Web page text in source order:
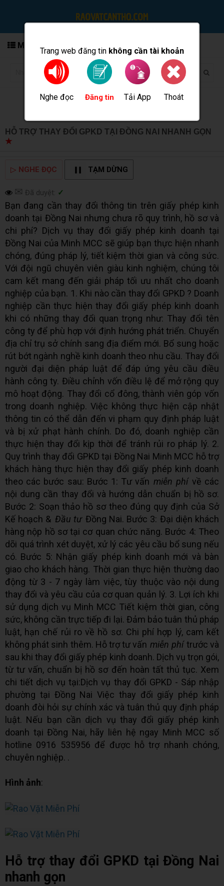
Trang web đăng tin không cần tài khoản
Nghe đọc Đăng tin Tải App Thoát
MENU
HỖ TRỢ THAY ĐỔI GPKD TẠI ĐỒNG NAI NHANH GỌN
★
▷ NGHE ĐỌC TẠM DỪNG
✉ Đã duyệt: ✓
Bạn đang cần thay đổi thông tin trên giấy phép kinh
doanh tại Đồng Nai nhưng chưa rõ quy trình, hồ sơ và
chi phí? Dịch vụ thay đổi giấy phép kinh doanh tại
Đồng Nai của Minh MCC sẽ giúp bạn thực hiện nhanh
chóng, đúng pháp lý, tiết kiệm thời gian và công sức.
Với đội ngũ chuyên viên giàu kinh nghiệm, chúng tôi
cam kết mang đến giải pháp tối ưu nhất cho doanh
nghiệp của bạn. 1. Khi nào cần thay đổi GPKD ? Doanh
nghiệp cần thực hiện thay đổi giấy phép kinh doanh
khi có những thay đổi quan trọng như: Thay đổi tên
công ty để phù hợp với định hướng phát triển. Chuyển
địa chỉ trụ sở chính sang địa điểm mới. Bổ sung hoặc
rút bớt ngành nghề kinh doanh theo nhu cầu. Thay đổi
người đại diện pháp luật để đáp ứng yêu cầu điều
hành công ty. Điều chỉnh vốn điều lệ để mở rộng quy
mô hoạt động. Thay đổi cổ đông, thành viên góp vốn
trong doanh nghiệp. Việc không thực hiện cập nhật
thông tin có thể dẫn đến vi phạm quy định pháp luật
và bị xử phạt hành chính. Do đó, doanh nghiệp cần
thực hiện thay đổi kịp thời để tránh rủi ro pháp lý. 2.
Quy trình thay đổi GPKD tại Đồng Nai Minh MCC hỗ trợ
khách hàng thực hiện thay đổi giấy phép kinh doanh
theo các bước sau: Bước 1: Tư vấn miễn phívề các
nội dung cần thay đổi và hướng dẫn chuẩn bị hồ sơ.
Bước 2: Soạn thảo hồ sơ theo đúng quy định của Sở
Kế hoạch & Đầu tư Đồng Nai. Bước 3: Đại diện khách
hàng nộp hồ sơ tại cơ quan chức năng. Bước 4: Theo
dõi quá trình xét duyệt, xử lý các yêu cầu bổ sung nếu
có. Bước 5: Nhận giấy phép kinh doanh mới và bàn
giao cho khách hàng. Thời gian thực hiện thường dao
động từ 3 - 7 ngày làm việc, tùy thuộc vào nội dung
thay đổi và yêu cầu của cơ quan quản lý. 3. Lợi ích khi
sử dụng dịch vụ Minh MCC Tiết kiệm thời gian, công
sức, không cần trực tiếp đi lại. Đảm bảo tuân thủ pháp
luật, hạn chế rủi ro về hồ sơ. Chi phí hợp lý, cam kết
không phát sinh thêm. Hỗ trợ tư vấn miễn phítrước và
sau khi thay đổi giấy phép kinh doanh. Dịch vụ trọn gói,
từ tư vấn, chuẩn bị hồ sơ đến hoàn tất thủ tục. Xem
chi tiết dịch vụ tại:Dịch vụ thay đổi GPKD - Sáp nhập
phường tại Đồng Nai Việc thay đổi giấy phép kinh
doanh đòi hỏi sự chính xác và tuân thủ quy định pháp
luật. Nếu bạn cần dịch vụ thay đổi giấy phép kinh
doanh tại Đồng Nai, hãy liên hệ ngay Minh MCC số
hotline 0916 535956 để được hỗ trợ nhanh chóng,
chuyên nghiệp. .
Hình ảnh:
Hỗ trợ thay đổi GPKD tại Đồng Nai
nhanh gọn